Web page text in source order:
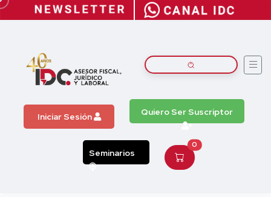
Iniciar Sesión Quiero Ser Suscriptor
Seminarios
0